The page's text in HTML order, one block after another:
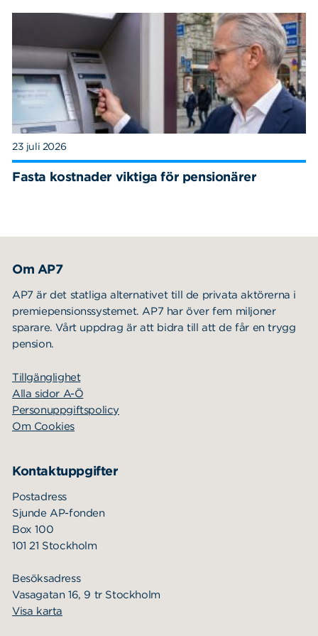
23 juli 2026
Fasta kostnader viktiga för pensionärer
Om AP7
AP7 är det statliga alternativet till de privata aktörerna i
premiepensionssystemet. AP7 har över fem miljoner
sparare. Vårt uppdrag är att bidra till att de får en trygg
pension.
Tillgänglighet
Alla sidor A-Ö
Personuppgiftspolicy
Om Cookies
Kontaktuppgifter
Postadress
Sjunde AP-fonden
Box 100
101 21 Stockholm
Besöksadress
Vasagatan 16, 9 tr Stockholm
Visa karta